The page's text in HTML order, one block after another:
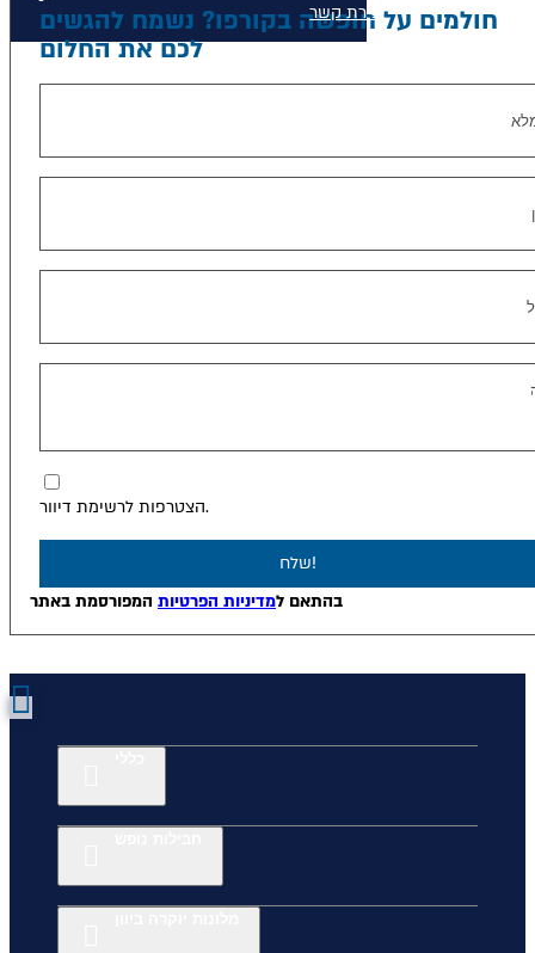
יצירת קשר
חולמים על חופשה בקורפו? נשמח להגשים
לכם את החלום
הצטרפות לרשימת דיוור.
שלח!
בהתאם למדיניות הפרטיות המפורסמת באתר